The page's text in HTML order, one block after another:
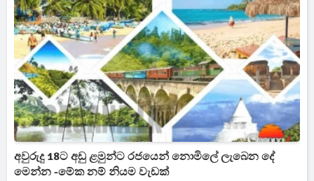
අවුරුදු 18ට අඩු ළමුන්ට රජයෙන් නොමිලේ ලැබෙන දේ
මෙන්න -මේක නම් නියම වැඩක්